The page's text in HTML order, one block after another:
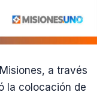
a través
la colocación de